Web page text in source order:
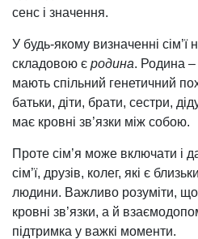
сенс і значення.
У будь-якому визначенні
складовою є родина. Родина –
мають спільний генетичний
батьки, діти, брати, сестри,
має кровні зв’язки між собою.
Проте сім’я може включати і
сім’ї, друзів, колег, які є
людини. Важливо розуміти,
кровні зв’язки, а й
підтримка у важкі моменти.